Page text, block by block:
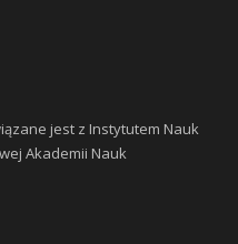
jest z Instytutem Nauk
Akademii Nauk